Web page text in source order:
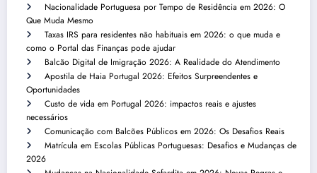
Nacionalidade Portuguesa por Tempo de Residência em 2026: O
Que Muda Mesmo
Taxas IRS para residentes não habituais em 2026: o que muda e
como o Portal das Finanças pode ajudar
Balcão Digital de Imigração 2026: A Realidade do Atendimento
Apostila de Haia Portugal 2026: Efeitos Surpreendentes e
Oportunidades
Custo de vida em Portugal 2026: impactos reais e ajustes
necessários
Comunicação com Balcões Públicos em 2026: Os Desafios Reais
Matrícula em Escolas Públicas Portuguesas: Desafios e Mudanças de
2026